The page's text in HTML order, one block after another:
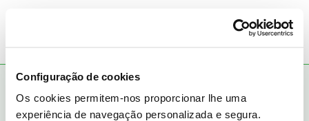
Configuração de cookies
Os cookies permitem-nos proporcionar lhe uma
experiência de navegação personalizada e segura.
Nesse caso terá que pedir a desactivação ou através do 16990